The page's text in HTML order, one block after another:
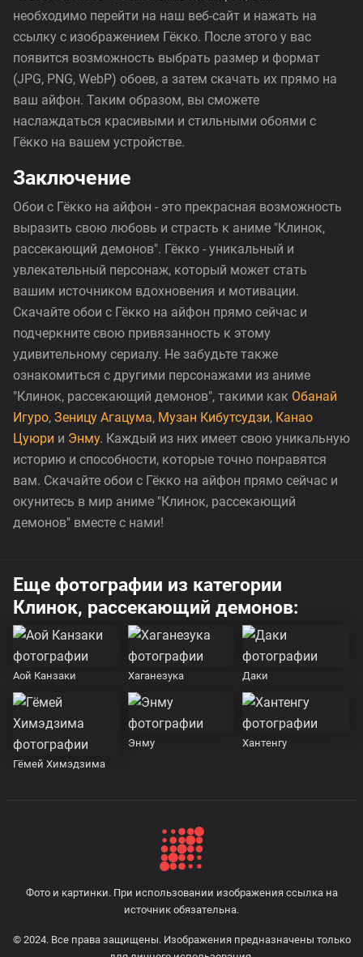
необходимо перейти на наш веб-сайт и нажать на
ссылку с изображением Гёкко. После этого у вас
появится возможность выбрать размер и формат
(JPG, PNG, WebP) обоев, а затем скачать их прямо на
ваш айфон. Таким образом, вы сможете
наслаждаться красивыми и стильными обоями с
Гёкко на вашем устройстве.
Заключение
Обои с Гёкко на айфон - это прекрасная возможность
выразить свою любовь и страсть к аниме "Клинок,
рассекающий демонов". Гёкко - уникальный и
увлекательный персонаж, который может стать
вашим источником вдохновения и мотивации.
Скачайте обои с Гёкко на айфон прямо сейчас и
подчеркните свою привязанность к этому
удивительному сериалу. Не забудьте также
ознакомиться с другими персонажами из аниме
"Клинок, рассекающий демонов", такими как Обанай
Игуро, Зеницу Агацума, Музан Кибутсудзи, Канао
Цуюри и Энму. Каждый из них имеет свою уникальную
историю и способности, которые точно понравятся
вам. Скачайте обои с Гёкко на айфон прямо сейчас и
окунитесь в мир аниме "Клинок, рассекающий
демонов" вместе с нами!
Еще фотографии из категории
Клинок, рассекающий демонов:
Аой Канзаки Хаганезука Даки
Гёмей Химэдзима
Энму Хантенгу
Фото и картинки. При использовании изображения ссылка на
источник обязательна.
© 2024. Все права защищены. Изображения предназначены только